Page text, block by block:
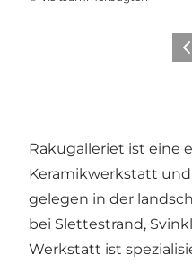
Rakugalleriet ist eine
Keramikwerkstatt
gelegen in der
bei Slettestrand,
Werkstatt ist